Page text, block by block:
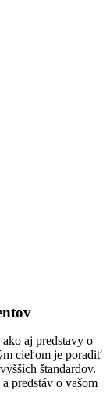
aj predstavy o
cieľom je poradiť
štandardov.
predstáv o vašom